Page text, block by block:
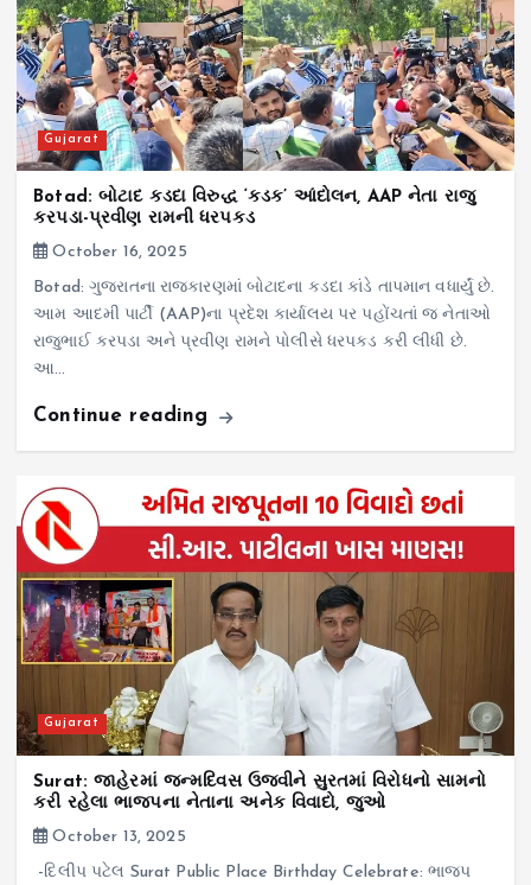
Gujarat
Botad: બોટાદ કડદા વિરુદ્ધ ‘કડક’ આંદોલન, AAP નેતા રાજુ
કરપડા-પ્રવીણ રામની ધરપકડ
October 16, 2025
Botad: ગુજરાતના રાજકારણમાં બોટાદના કડદા કાંડે તાપમાન વધાર્યું છે.
આમ આદમી પાર્ટી (AAP)ના પ્રદેશ કાર્યાલય પર પહોંચતાં જ નેતાઓ
રાજુભાઈ કરપડા અને પ્રવીણ રામને પોલીસે ધરપકડ કરી લીધી છે.
આ…
Continue reading
Gujarat
Surat: જાહેરમાં જન્મદિવસ ઉજવીને સુરતમાં વિરોધનો સામનો
કરી રહેલા ભાજપના નેતાના અનેક વિવાદો, જુઓ
October 13, 2025
-દિલીપ પટેલ Surat Public Place Birthday Celebrate: ભાજપ